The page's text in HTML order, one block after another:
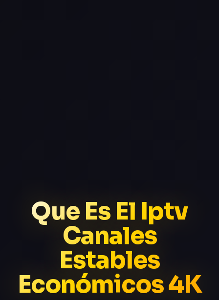
Que Es El Iptv
Canales
Estables
Económicos 4K